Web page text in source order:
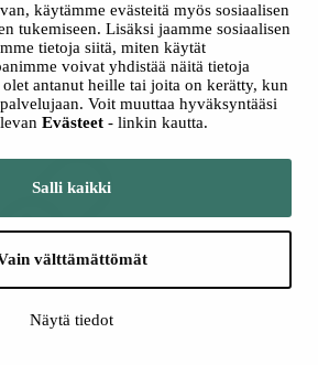
käytämme evästeitä myös sosiaalisen
tukemiseen. Lisäksi jaamme sosiaalisen
tietoja siitä, miten käytät
voivat yhdistää näitä tietoja
antanut heille tai joita on kerätty, kun
Voit muuttaa hyväksyntääsi
Evästeet - linkin kautta.
Salli kaikki
välttämättömät
Näytä tiedot